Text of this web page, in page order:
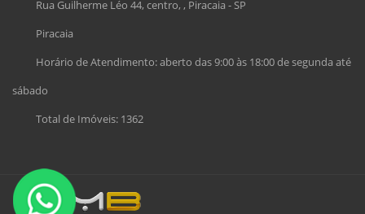
Rua Guilherme Léo 44, centro, , Piracaia - SP
Piracaia
Horário de Atendimento: aberto das 9:00 às 18:00 de segunda até
sábado
Total de Imóveis: 1362